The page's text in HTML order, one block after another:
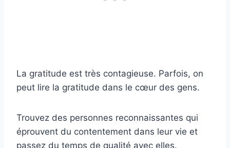
La gratitude est très contagieuse. Parfois, on
peut lire la gratitude dans le cœur des gens.
Trouvez des personnes reconnaissantes qui
éprouvent du contentement dans leur vie et
passez du temps de qualité avec elles.